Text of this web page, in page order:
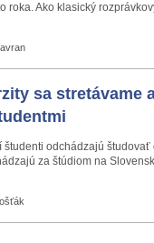
roka. Ako klasický
sa stretávame
študenti odchádzajú študovať
za štúdiom na